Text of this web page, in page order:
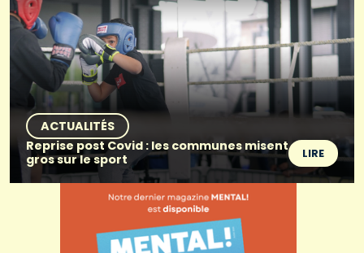
ACTUALITÉS
Reprise post Covid : les communes misent
gros sur le sport
LIRE